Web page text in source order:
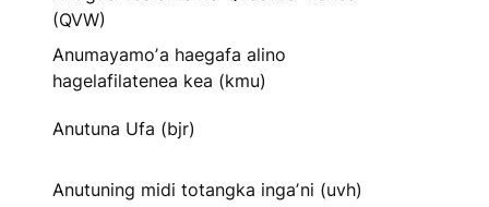
(QVW)
Anumayamoʼa haegafa alino
hagelafilatenea kea (kmu)
Anutuna Ufa (bjr)
Anutuning midi totangka ingaʼni (uvh)